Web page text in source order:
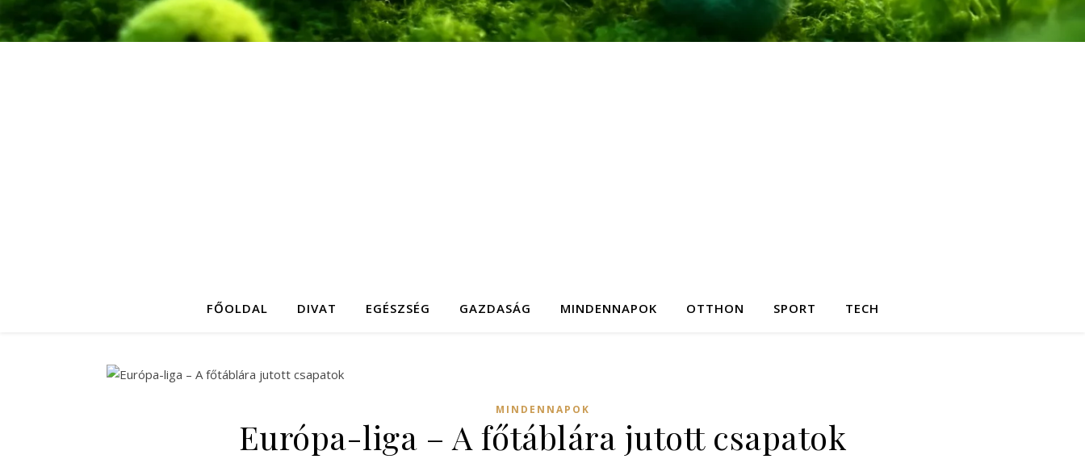
FŐOLDAL DIVAT EGÉSZSÉG GAZDASÁG MINDENNAPOK OTTHON SPORT TECH
MINDENNAPOK
Európa-liga – A főtáblára jutott csapatok